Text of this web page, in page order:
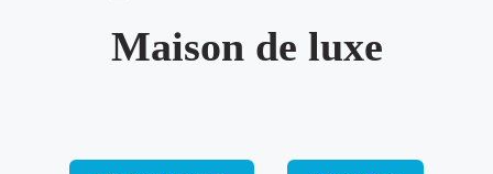
Maison de luxe